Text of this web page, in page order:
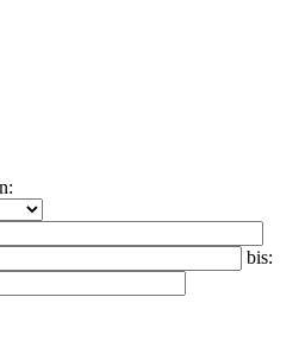
bis: